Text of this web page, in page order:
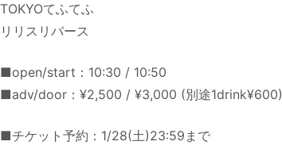
TOKYOてふてふ
リリスリバース
■open/start：10:30 / 10:50
■adv/door：¥2,500 / ¥3,000 (別途1drink¥600)
■チケット予約：1/28(土)23:59まで